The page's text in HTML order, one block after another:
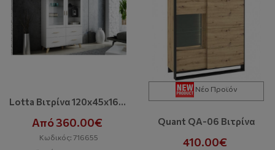
Lotta Βιτρίνα 120x45x160 Cm
Από 360.00€
Κωδικός: 716655
Νέο Προϊόν
Quant QA-06 Βιτρίνα
410.00€